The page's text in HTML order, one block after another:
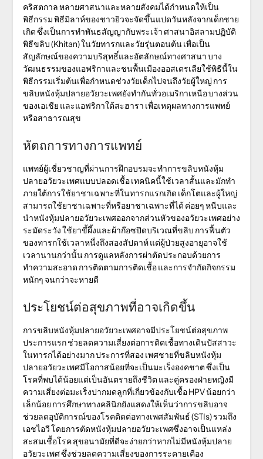
คริสตกาล หลายศาสนาและหลายสังคมได้กำหนดให้เป็น
พิธีกรรม พิธีมิลาห์ของชาวยิวจะจัดขึ้นแปดวันหลังจากเด็กชาย
เกิด ซึ่งเป็นการทำพันธสัญญากับพระเจ้า ศาสนาอิสลามปฏิบัติ
พิธีขลิบ (Khitan) ในวัยทารกและวัยรุ่นตอนต้น เพื่อเป็น
สัญลักษณ์ของความบริสุทธิ์และอัตลักษณ์ทางศาสนา บาง
วัฒนธรรมของแอฟริกาและชนพื้นเมืองออสเตรเลียใช้พิธีนี้ใน
พิธีกรรมเริ่มต้นเพื่อกำหนดช่วงวัยเด็กไปจนถึงวัยผู้ใหญ่ การ
ขลิบหนังหุ้มปลายอวัยวะเพศยังทำกันทั่วอเมริกาเหนือ บางส่วน
ของเอเชีย และแอฟริกาใต้สะฮารา เพื่อเหตุผลทางการแพทย์
หรือสาธารณสุข
หัตถการทางการแพทย์
แพทย์ผู้เชี่ยวชาญที่ผ่านการฝึกอบรมจะทำการขลิบหนังหุ้ม
ปลายอวัยวะเพศแบบปลอดเชื้อ เทคนิคนี้ใช้เวลาสั้นและมักทำ
ภายใต้การใช้ยาชาเฉพาะที่ในทารกแรกเกิด เด็กโตและผู้ใหญ่
สามารถใช้ยาชาเฉพาะที่หรือยาชาเฉพาะที่ได้ ค่อยๆ หนีบและ
นำหนังหุ้มปลายอวัยวะเพศออกจากส่วนหัวของอวัยวะเพศอย่าง
ระมัดระวัง ใช้ยาขี้ผึ้งและผ้าก๊อซปิดบริเวณที่ขลิบ การฟื้นตัว
ของทารกใช้เวลาหนึ่งถึงสองสัปดาห์ แต่ผู้ป่วยสูงอายุอาจใช้
เวลานานกว่านั้น การดูแลหลังการผ่าตัดประกอบด้วยการ
ทำความสะอาด การติดตามการติดเชื้อ และการจำกัดกิจกรรม
หนักๆ จนกว่าจะหายดี
ประโยชน์ต่อสุขภาพที่อาจเกิดขึ้น
การขลิบหนังหุ้มปลายอวัยวะเพศอาจมีประโยชน์ต่อสุขภาพ
ประการแรก ช่วยลดความเสี่ยงต่อการติดเชื้อทางเดินปัสสาวะ
ในทารกได้อย่างมาก ประการที่สอง เพศชายที่ขลิบหนังหุ้ม
ปลายอวัยวะเพศมีโอกาสน้อยที่จะเป็นมะเร็งองคชาต ซึ่งเป็น
โรคที่พบได้น้อยแต่เป็นอันตรายถึงชีวิต และคู่ครองฝ่ายหญิงมี
ความเสี่ยงต่อมะเร็งปากมดลูกที่เกี่ยวข้องกับเชื้อ HPV น้อยกว่า
เล็กน้อย การศึกษาทางคลินิกยังแสดงให้เห็นว่าการขลิบอาจ
ช่วยลดอุบัติการณ์ของโรคติดต่อทางเพศสัมพันธ์ (STIs) รวมถึง
เอชไอวี โดยการตัดหนังหุ้มปลายอวัยวะเพศซึ่งอาจเป็นแหล่ง
สะสมเชื้อโรค สุขอนามัยที่ดีจะง่ายกว่าหากไม่มีหนังหุ้มปลาย
อวัยวะเพศ ซึ่งช่วยลดความเสี่ยงของการระคายเคือง